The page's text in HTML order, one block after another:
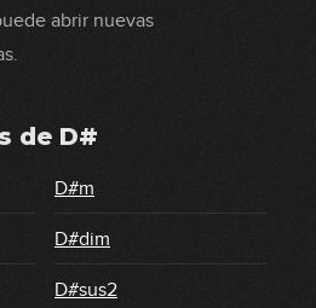
abrir nuevas
de D#
D#m
D#dim
D#sus2